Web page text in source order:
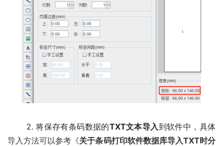
2. 将保存有条码数据的TXT文本导入到软件中，具体
导入方法可以参考《关于条码打印软件数据库导入TXT时分